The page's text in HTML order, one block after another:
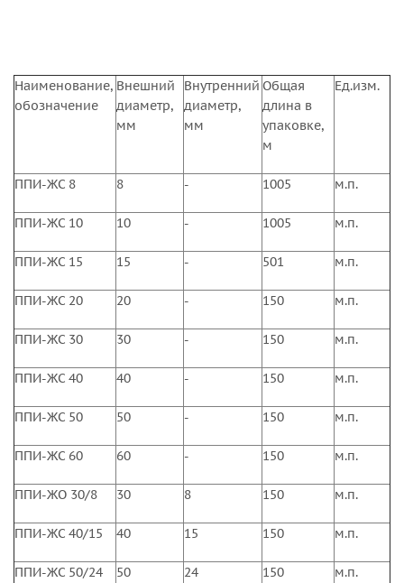
Наименование,
обозначение
Внешний
диаметр,
мм
Внутренний
диаметр,
мм
Общая
длина в
упаковке,
м
Ед.изм.
ППИ-ЖС 8 8 - 1005 м.п.
ППИ-ЖС 10 10 - 1005 м.п.
ППИ-ЖС 15 15 - 501 м.п.
ППИ-ЖС 20 20 - 150 м.п.
ППИ-ЖС 30 30 - 150 м.п.
ППИ-ЖС 40 40 - 150 м.п.
ППИ-ЖС 50 50 - 150 м.п.
ППИ-ЖС 60 60 - 150 м.п.
ППИ-ЖО 30/8 30 8 150 м.п.
ППИ-ЖС 40/15 40 15 150 м.п.
ППИ-ЖС 50/24 50 24 150 м.п.